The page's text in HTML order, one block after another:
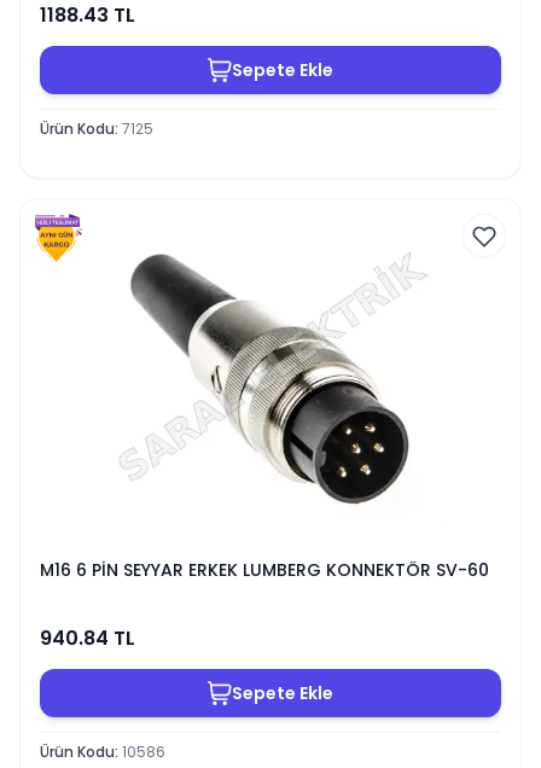
1188.43 TL
Sepete Ekle
Ürün Kodu: 7125
M16 6 PİN SEYYAR ERKEK LUMBERG KONNEKTÖR SV-60
940.84 TL
Sepete Ekle
Ürün Kodu: 10586